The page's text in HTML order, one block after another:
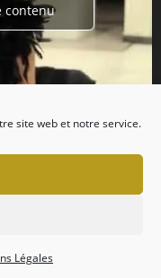
site web et notre service.
Légales
contenu